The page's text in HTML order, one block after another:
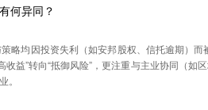
何异同？
略均因投资失利（如安邦股权、信托逾期）
益”转向“抵御风险”，更注重与主业协同（如
。